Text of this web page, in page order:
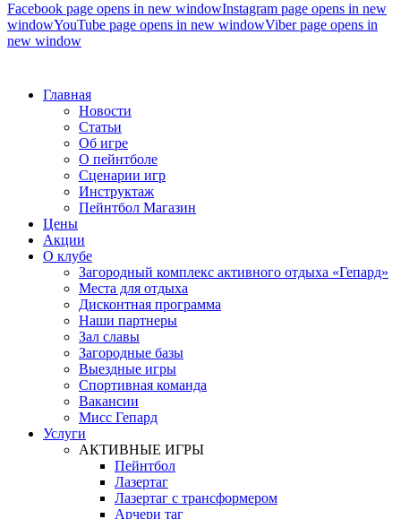
Facebook page opens in new windowInstagram page opens in new
windowYouTube page opens in new windowViber page opens in
new window
Главная
Новости
Статьи
Об игре
О пейнтболе
Сценарии игр
Инструктаж
Пейнтбол Магазин
Цены
Акции
О клубе
Загородный комплекс активного отдыха «Гепард»
Места для отдыха
Дисконтная программа
Наши партнеры
Зал славы
Загородные базы
Выездные игры
Спортивная команда
Вакансии
Мисс Гепард
Услуги
АКТИВНЫЕ ИГРЫ
Пейнтбол
Лазертаг
Лазертаг с трансформером
Арчери таг